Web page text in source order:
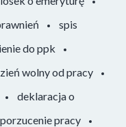
spis
do ppk
wolny od pracy
deklaracja o
porzucenie pracy